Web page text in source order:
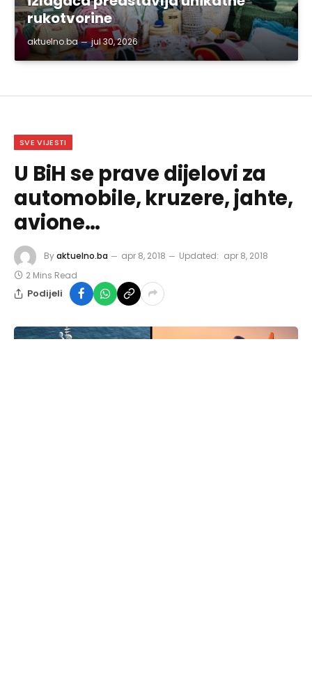
rukotvorine
aktuelno.ba jul 30, 2026
SVE VIJESTI
U BiH se prave dijelovi za
automobile, kruzere, jahte,
avione…
Byaktuelno.ba apr 8, 2018 Updated: apr 8, 2018
2 Mins Read
Podijeli